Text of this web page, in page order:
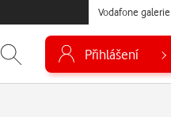
Vodafone galerie
Přihlášení